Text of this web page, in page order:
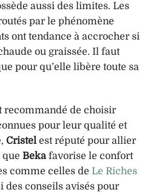
aussi des limites. Les
par le phénomène
ont tendance à accrocher si
ou graissée. Il faut
pour qu’elle libère toute sa
recommandé de choisir
pour leur qualité et
Cristelest réputé pour allier
que Bekafavorise le confort
comme celles de Le Riches
des conseils avisés pour